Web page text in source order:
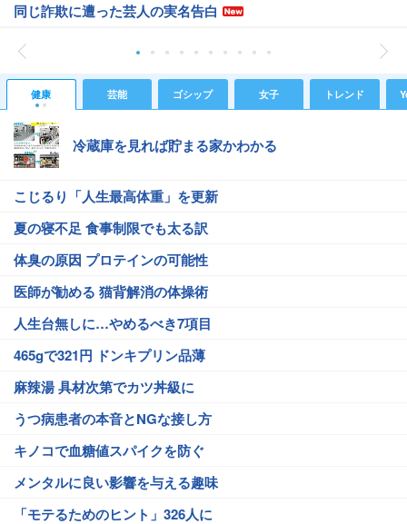
同じ詐欺に遭った芸人の実名告白
健康 芸能 ゴシップ 女子 トレンド
冷蔵庫を見れば貯まる家かわかる
こじるり「人生最高体重」を更新
夏の寝不足 食事制限でも太る訳
体臭の原因 プロテインの可能性
医師が勧める 猫背解消の体操術
人生台無しに…やめるべき7項目
465gで321円 ドンキプリン品薄
麻辣湯 具材次第でカツ丼級に
うつ病患者の本音とNGな接し方
キノコで血糖値スパイクを防ぐ
メンタルに良い影響を与える趣味
「モテるためのヒント」326人に